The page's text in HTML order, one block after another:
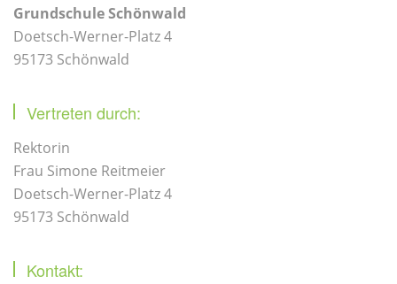
Grundschule Schönwald
Doetsch-Werner-Platz 4
95173 Schönwald
Vertreten durch:
Rektorin
Frau Simone Reitmeier
Doetsch-Werner-Platz 4
95173 Schönwald
Kontakt: